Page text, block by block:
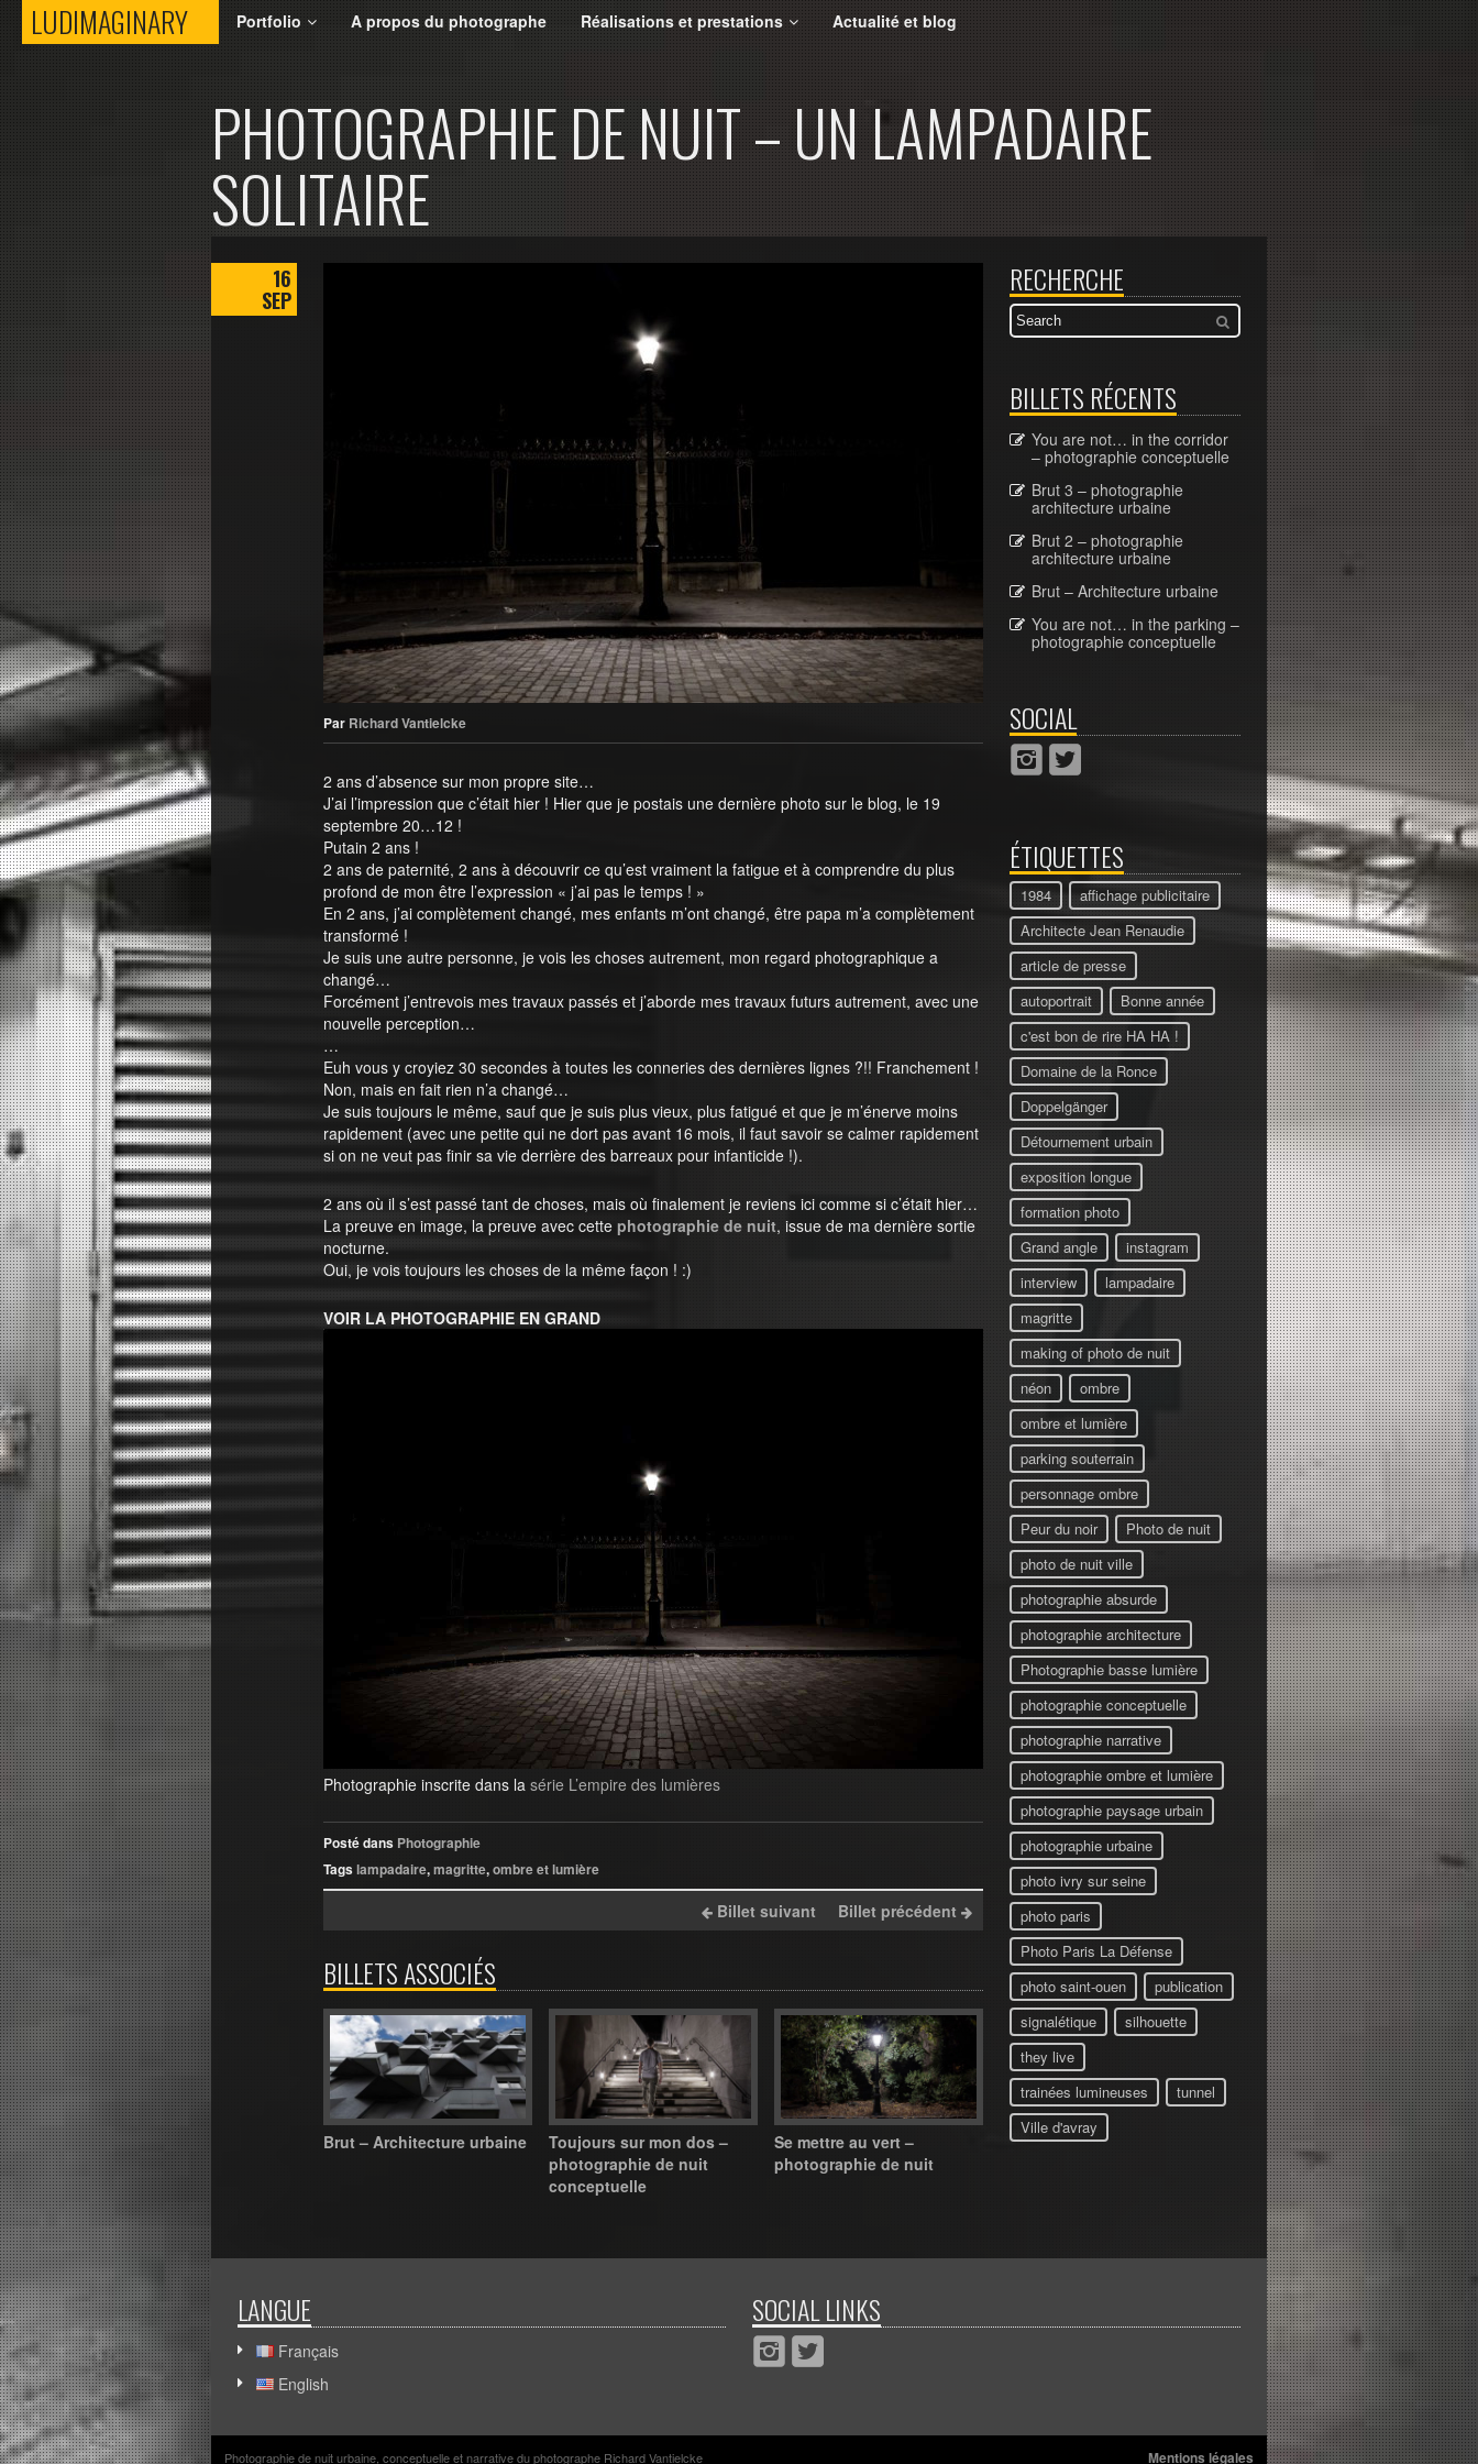
LUDIMAGINARYLUDIMAGINARY
Portfolio A propos du photographe Réalisations et prestations Actualité et blog
PHOTOGRAPHIE DE NUIT – UN LAMPADAIRE
SOLITAIRE
16
SEP
Par Richard Vantielcke
2 ans d’absence sur mon propre site…
J’ai l’impression que c’était hier ! Hier que je postais une dernière photo sur le blog, le 19
septembre 20…12 !
Putain 2 ans !
2 ans de paternité, 2 ans à découvrir ce qu’est vraiment la fatigue et à comprendre du plus
profond de mon être l’expression « j’ai pas le temps ! »
En 2 ans, j’ai complètement changé, mes enfants m’ont changé, être papa m’a complètement
transformé !
Je suis une autre personne, je vois les choses autrement, mon regard photographique a
changé…
Forcément j’entrevois mes travaux passés et j’aborde mes travaux futurs autrement, avec une
nouvelle perception…
…
Euh vous y croyiez 30 secondes à toutes les conneries des dernières lignes ?!! Franchement !
Non, mais en fait rien n’a changé…
Je suis toujours le même, sauf que je suis plus vieux, plus fatigué et que je m’énerve moins
rapidement (avec une petite qui ne dort pas avant 16 mois, il faut savoir se calmer rapidement
si on ne veut pas finir sa vie derrière des barreaux pour infanticide !).
2 ans où il s’est passé tant de choses, mais où finalement je reviens ici comme si c’était hier…
La preuve en image, la preuve avec cette photographie de nuit, issue de ma dernière sortie
nocturne.
Oui, je vois toujours les choses de la même façon ! :)
VOIR LA PHOTOGRAPHIE EN GRAND
Photographie inscrite dans la série L’empire des lumières
Posté dans Photographie
Tagslampadaire,magritte,ombre et lumière
Billet précédent
Billet suivant
BILLETS ASSOCIÉS
Brut – Architecture urbaine
Toujours sur mon dos –
photographie de nuit
conceptuelle
Se mettre au vert –
photographie de nuit
RECHERCHE
BILLETS RÉCENTS
You are not… in the corridor
– photographie conceptuelle
Brut 3 – photographie
architecture urbaine
Brut 2 – photographie
architecture urbaine
Brut – Architecture urbaine
You are not… in the parking –
photographie conceptuelle
SOCIAL
ÉTIQUETTES
1984
affichage publicitaire
Architecte Jean Renaudie
article de presse
autoportrait
Bonne année
c'est bon de rire HA HA !
Domaine de la Ronce
Doppelgänger
Détournement urbain
exposition longue
formation photo
Grand angle
instagram
interview
lampadaire
magritte
making of photo de nuit
néon
ombre
ombre et lumière
parking souterrain
personnage ombre
Peur du noir
Photo de nuit
photo de nuit ville
photographie absurde
photographie architecture
Photographie basse lumière
photographie conceptuelle
photographie narrative
photographie ombre et lumière
photographie paysage urbain
photographie urbaine
photo ivry sur seine
photo paris
Photo Paris La Défense
photo saint-ouen
publication
signalétique
silhouette
they live
trainées lumineuses
tunnel
Ville d'avray
LANGUE
Français
English
SOCIAL LINKS
Mentions légales
Photographie de nuit urbaine, conceptuelle et narrative du photographe Richard Vantielcke